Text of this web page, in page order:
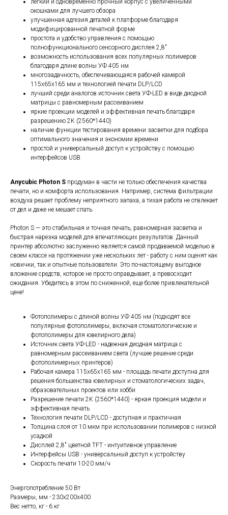
легкий и одновременно прочный корпус с увеличенными
окошками для лучшего обзора
улучшенная адгезия деталей к платформе благодаря
модифицированной печатной форме
простота и удобство управления с помощью
полнофункционального сенсорного дисплея 2,8"
возможность использования всех популярных полимеров
благодаря длине волны УФ 405 нм
многозадачность, обеспечивающаяся рабочей камерой
115х65х165 мм и технологией печати DLP/LCD
лучший среди аналогов источник света УФ-LED в виде диодной
матрицы с равномерным рассеиванием
яркие проекции моделей и эффективная печать благодаря
разрешению 2K (2560*1440)
наличие функции тестирования времени засветки для подбора
оптимального значения и экономии времени
простой и универсальный доступ к устройству с помощью
интерфейсов USB
Anycubic Photon S продуман в части не только обеспечения качества
печати, но и комфорта использования. Например, система фильтрации
воздуха решает проблему неприятного запаха, а тихая работа не отвлекает
от дел и даже не мешает спать.
Photon S — это стабильная и точная печать, равномерная засветка и
быстрая нарезка моделей для впечатляющих результатов. Данный
принтер абсолютно заслуженно является самой продаваемой моделью в
своем классе на протяжении уже нескольких лет - работу с ним оценят как
новички, так и опытные пользователи. Это по-настоящему выгодное
вложение средств, которое не просто оправдывает, а превосходит
ожидания. Убедитесь в этом по сниженной, еще более привлекательной
цене!
Фотополимеры с длиной волны УФ 405 нм (подходят все
популярные фотополимеры, включая стоматологические и
фотополимеры для ювелирного дела)
Источник света УФ-LED - надежная диодная матрица с
равномерным рассеиванием света (лучшее решение среди
фотополимерных принтеров)
Рабочая камера 115х65х165 мм - площадь печати доступна для
решения большенства ювелирных и стоматологических задач,
образовательных проектов или хобби
Разрешение печати 2K (2560*1440) - яркая проекция модели и
эффективная печать
Технология печати DLP/LCD - доступная и практичная
Толщина слоя от 10 мкм при использовании полимеров с низкой
усадкой
Дисплей 2,8" цветной TFT - интуитивное управление
Интерфейсы USB - универсальный доступ к устройству
Скорость печати 10-20 мм/ч
Энергопотребление 50 Вт
Размеры, мм - 230х200х400
Вес нетто, кг - 6 кг